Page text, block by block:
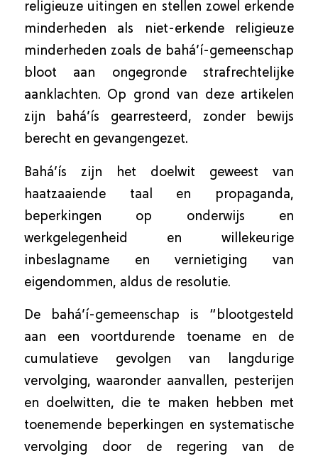
religieuze uitingen en stellen zowel erkende
minderheden als niet-erkende religieuze
minderheden zoals de bahá’í-gemeenschap
bloot aan ongegronde strafrechtelijke
aanklachten. Op grond van deze artikelen
zijn bahá’ís gearresteerd, zonder bewijs
berecht en gevangengezet.
Bahá’ís zijn het doelwit geweest van
haatzaaiende taal en propaganda,
beperkingen op onderwijs en
werkgelegenheid en willekeurige
inbeslagname en vernietiging van
eigendommen, aldus de resolutie.
De bahá’í-gemeenschap is “blootgesteld
aan een voortdurende toename en de
cumulatieve gevolgen van langdurige
vervolging, waaronder aanvallen, pesterijen
en doelwitten, die te maken hebben met
toenemende beperkingen en systematische
vervolging door de regering van de